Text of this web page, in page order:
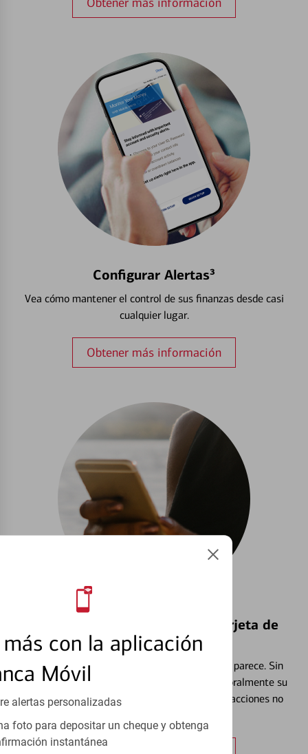
con la aplicación
Móvil
alertas personalizadas
foto para depositar un cheque y obtenga
instantánea
Configurar Alertas³
Vea cómo mantener el control de sus finanzas desde casi
cualquier lugar.
Obtener más información
Bloquear y Desbloquear una Tarjeta de
Débito⁴
Extraviar una tarjeta es más común de lo que parece. Sin
embargo, puede bloquear y desbloquear temporalmente su
tarjeta de débito para ayudar a prevenir transacciones no